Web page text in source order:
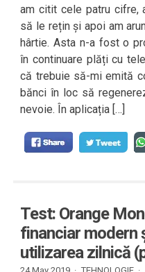
am citit cele patru cifre,
să le rețin și apoi am
hârtie. Asta n-a fost o
în continuare plăți cu
că trebuie să-mi emită
bănci în loc să
nevoie. În aplicația […]
Test: Orange
financiar modern
utilizarea zilnică
24 May 2019 · TEHNOLOGIE ·